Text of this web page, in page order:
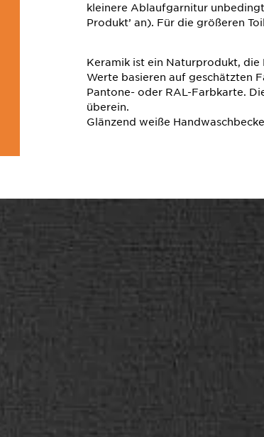
kleinere Ablaufgarnitur
Produkt’ an). Für die größeren
Keramik ist ein Naturprodukt, die
Werte basieren auf geschätzten
Pantone- oder RAL-Farbkarte.
überein.
Glänzend weiße